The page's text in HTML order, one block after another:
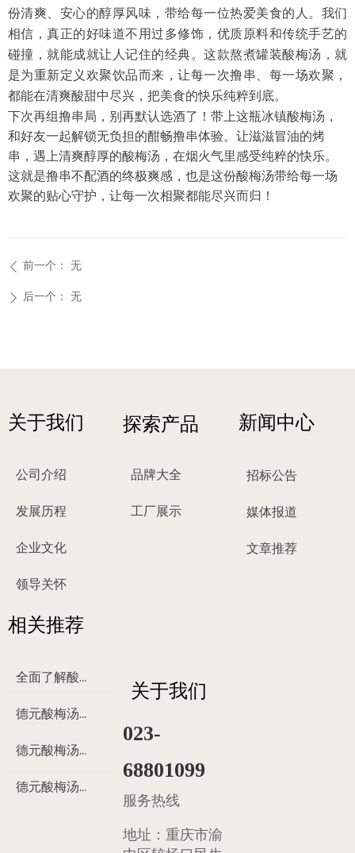
份清爽、安心的醇厚风味，带给每一位热爱美食的人。我们
相信，真正的好味道不用过多修饰，优质原料和传统手艺的
碰撞，就能成就让人记住的经典。这款熬煮罐装酸梅汤，就
是为重新定义欢聚饮品而来，让每一次撸串、每一场欢聚，
都能在清爽酸甜中尽兴，把美食的快乐纯粹到底。
下次再组撸串局，别再默认选酒了！带上这瓶冰镇酸梅汤，
和好友一起解锁无负担的酣畅撸串体验。让滋滋冒油的烤
串，遇上清爽醇厚的酸梅汤，在烟火气里感受纯粹的快乐。
这就是撸串不配酒的终极爽感，也是这份酸梅汤带给每一场
欢聚的贴心守护，让每一次相聚都能尽兴而归！
ꄴ 前一个： 无
ꄲ 后一个： 无
关于我们
公司介绍
发展历程
企业文化
领导关怀
探索产品
品牌大全
工厂展示
招标公告
媒体报道
文章推荐
新闻中心
关于我们
023-
68801099
服务热线
地址： 重庆市渝
相关推荐
全面了解酸梅汤
德元酸梅汤来历
德元酸梅汤制作过程
德元酸梅汤多少钱